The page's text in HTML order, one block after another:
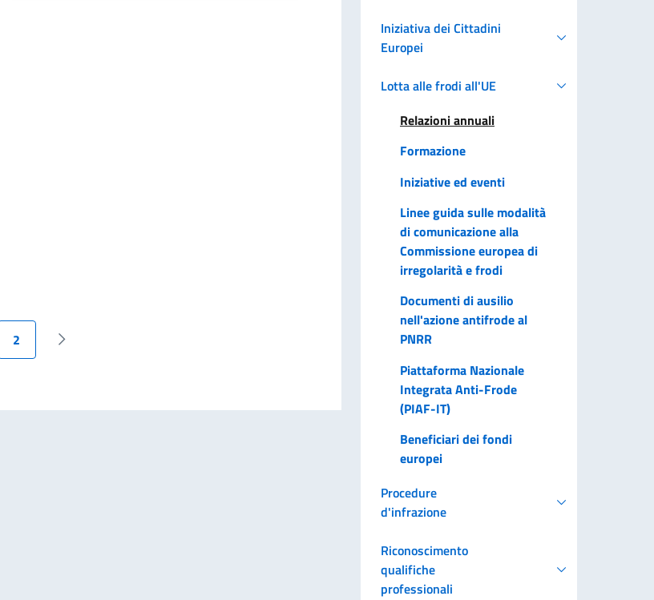
2
Pagina successiva
Iniziativa dei Cittadini
Europei
Lotta alle frodi all'UE
Relazioni annuali
Formazione
Iniziative ed eventi
Linee guida sulle modalità
di comunicazione alla
Commissione europea di
irregolarità e frodi
Documenti di ausilio
nell'azione antifrode al
PNRR
Piattaforma Nazionale
Integrata Anti-Frode
(PIAF-IT)
Beneficiari dei fondi
europei
Procedure
d'infrazione
Riconoscimento
qualifiche
professionali